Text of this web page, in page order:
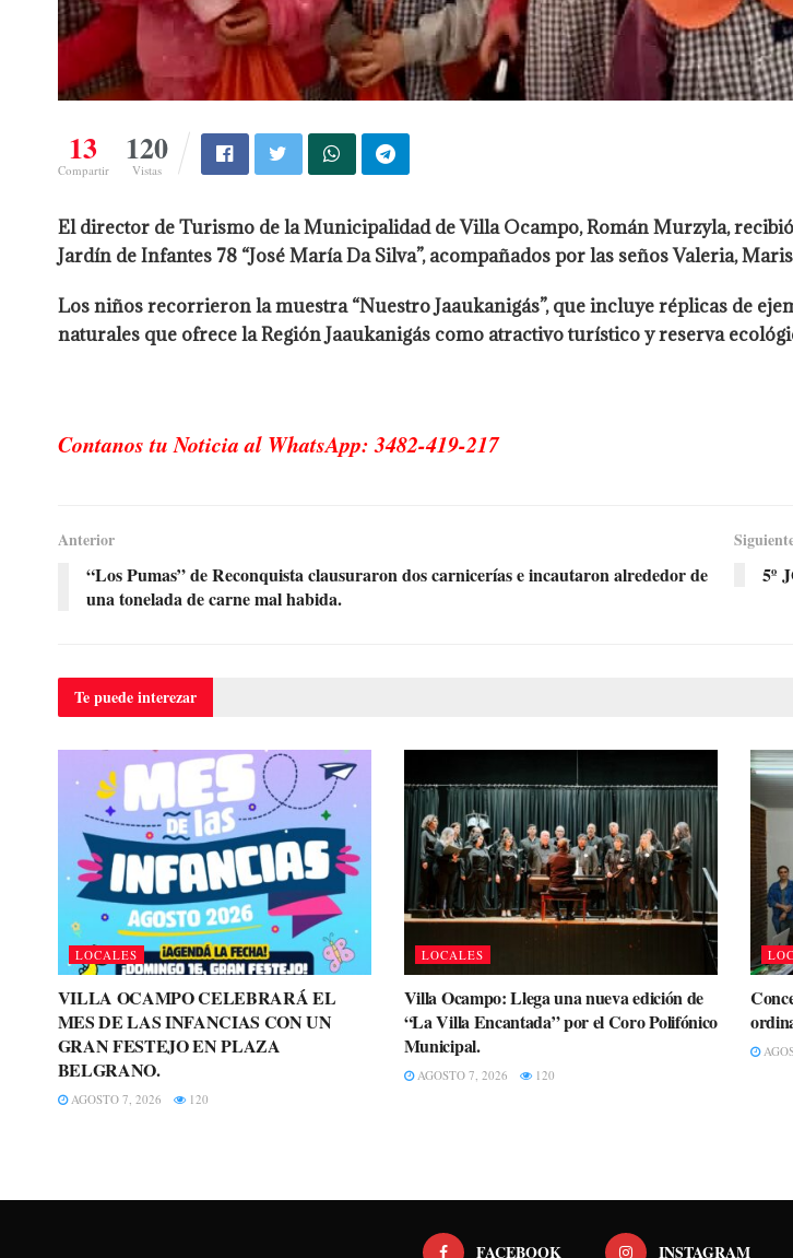
13
Compartir
120
Vistas
El director de Turismo de la Municipalidad de Villa Ocampo, Román Murzyla,
Jardín de Infantes 78 “José María Da Silva”, acompañados por las seños Valeria,
Los niños recorrieron la muestra “Nuestro Jaaukanigás”, que incluye réplicas de
naturales que ofrece la Región Jaaukanigás como atractivo turístico y reserva
Contanos tu Noticia al WhatsApp: 3482-419-217
Anterior
“Los Pumas” de Reconquista clausuraron dos carnicerías e incautaron alrededor de
una tonelada de carne mal habida.
5º
Te puedeinterezar
LOCALES
VILLA OCAMPO CELEBRARÁ EL
MES DE LAS INFANCIAS CON UN
GRAN FESTEJO EN PLAZA
BELGRANO.
AGOSTO 7, 2026 120
LOCALES
Villa Ocampo: Llega una nueva edición de
“La Villa Encantada” por el Coro Polifónico
Municipal.
AGOSTO 7, 2026 120
FACEBOOK INSTAGRAM